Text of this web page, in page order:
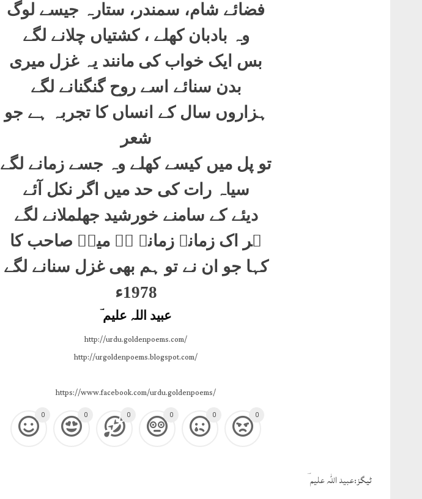
فضائے شام، سمندر، ستارہ جیسے لوگ
وہ بادبان کھلے ، کشتیاں چلانے لگے
بس ایک خواب کی مانند یہ غزل میری
بدن سنائے اسے روح گنگنانے لگے
ہزاروں سال کے انساں کا تجربہ ہے جو
شعر
تو پل میں کیسے کھلے وہ جسے زمانے لگے
سیاہ رات کی حد میں اگر نکل آئے
دیئے کے سامنے خورشید جھلملانے لگے
ہر اک زمانہ زمانہ ہے میرؔ صاحب کا
کہا جو ان نے تو ہم بھی غزل سنانے لگے
1978ء
عبید اللہ علیم ؔ
http://urdu.goldenpoems.com/
http://urgoldenpoems.blogspot.com/
https://www.facebook.com/urdu.goldenpoems/
0 0 0 0 0 0
ٹيگز:عبید اللہ علیم ؔ